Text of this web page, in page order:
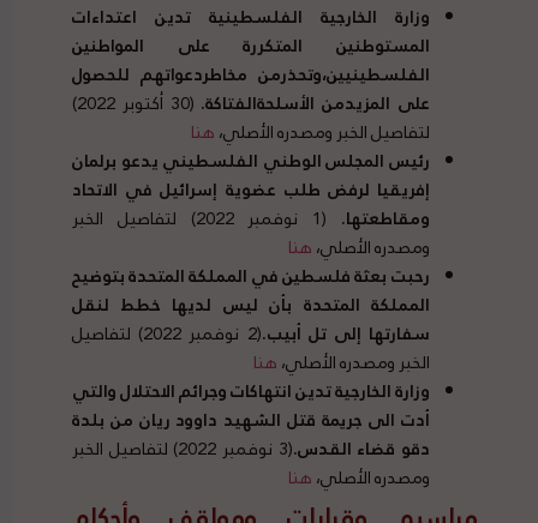
وزارة الخارجية الفلسطينية تدين اعتداءات
المستوطنين المتكررة على المواطنين
الفلسطينيين،وتحذرمن مخاطردعواتهم للحصول
على المزيدمن الأسلحةالفتاكة.
(30 أكتوبر 2022)
لتفاصيل الخبر ومصدره الأصلي،هنا
رئيس المجلس الوطني الفلسطيني يدعو برلمان
إفريقيا لرفض طلب عضوية إسرائيل في الاتحاد
ومقاطعتها.
(1 نوفمبر 2022) لتفاصيل الخبر
ومصدره الأصلي،هنا
رحبت بعثة فلسطين في المملكة المتحدة بتوضيح
المملكة المتحدة بأن ليس لديها خطط لنقل
سفارتها إلى تل أبيب.
(2 نوفمبر 2022) لتفاصيل
الخبر ومصدره الأصلي،هنا
وزارة الخارجية تدين انتهاكات وجرائم الاحتلال والتي
أدت الى جريمة قتل الشهيد داوود ريان من بلدة
دقو قضاء القدس.
(3 نوفمبر 2022) لتفاصيل الخبر
ومصدره الأصلي،هنا